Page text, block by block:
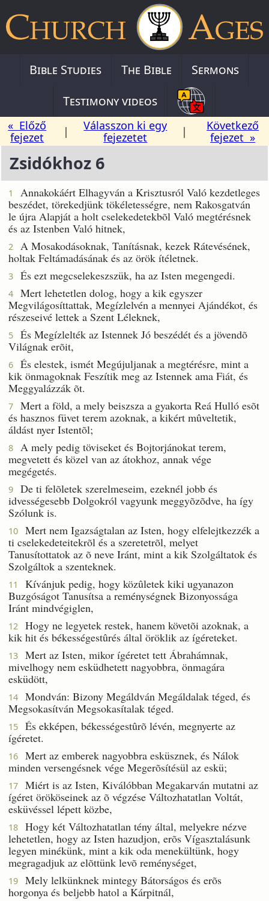
Bible Studies The Bible
Sermons
Testimony videos
« Előző
fejezet
|
Válasszon ki egy
fejezetet
|
Következő
fejezet »
Zsidókhoz 6
1
Annakokáért Elhagyván a Krisztusról Való kezdetleges
beszédet, törekedjünk tökéletességre, nem Rakosgatván
le újra Alapját a holt cselekedetekbõl Való megtérésnek
és az Istenben Való hitnek,
2
A Mosakodásoknak, Tanításnak, kezek Rátevésének,
holtak Feltámadásának és az örök ítéletnek.
3 És ezt megcselekeszszük, ha az Isten megengedi.
4
Mert lehetetlen dolog, hogy a kik egyszer
Megvilágosíttattak, Megízlelvén a mennyei Ajándékot, és
részeseivé lettek a Szent Léleknek,
5
És Megízlelték az Istennek Jó beszédét és a jövendõ
Világnak erõit,
6
És elestek, ismét Megújuljanak a megtérésre, mint a
kik önmagoknak Feszítik meg az Istennek ama Fiát, és
Meggyalázzák õt.
7
Mert a föld, a mely beiszsza a gyakorta Reá Hulló esõt
és hasznos füvet terem azoknak, a kikért mûveltetik,
áldást nyer Istentõl;
8
A mely pedig töviseket és Bojtorjánokat terem,
megvetett és közel van az átokhoz, annak vége
megégetés.
9
De ti felõletek szerelmeseim, ezeknél jobb és
idvességesebb Dolgokról vagyunk meggyõzõdve, ha így
Szólunk is.
10
Mert nem Igazságtalan az Isten, hogy elfelejtkezzék a
ti cselekedeteitekrõl és a szeretetrõl, melyet
Tanusítottatok az õ neve Iránt, mint a kik Szolgáltatok és
Szolgáltok a szenteknek.
11
Kívánjuk pedig, hogy közûletek kiki ugyanazon
Buzgóságot Tanusítsa a reménységnek Bizonyossága
Iránt mindvégiglen,
12
Hogy ne legyetek restek, hanem követõi azoknak, a
kik hit és békességestûrés által öröklik az ígéreteket.
13
Mert az Isten, mikor ígéretet tett Ábrahámnak,
mivelhogy nem esküdhetett nagyobbra, önmagára
esküdött,
14
Mondván: Bizony Megáldván Megáldalak téged, és
Megsokasítván Megsokasítalak téged.
15
És ekképen, békességestûrõ lévén, megnyerte az
ígéretet.
16
Mert az emberek nagyobbra esküsznek, és Nálok
minden versengésnek vége Megerõsítésül az eskü;
17
Miért is az Isten, Kiválóbban Megakarván mutatni az
ígéret örököseinek az õ végzése Változhatatlan Voltát,
esküvéssel lépett közbe,
18
Hogy két Változhatatlan tény által, melyekre nézve
lehetetlen, hogy az Isten hazudjon, erõs Vígasztalásunk
legyen minékünk, mint a kik oda menekültünk, hogy
megragadjuk az elõttünk levõ reménységet,
19
Mely lelkünknek mintegy Bátorságos és erõs
horgonya és beljebb hatol a Kárpitnál,